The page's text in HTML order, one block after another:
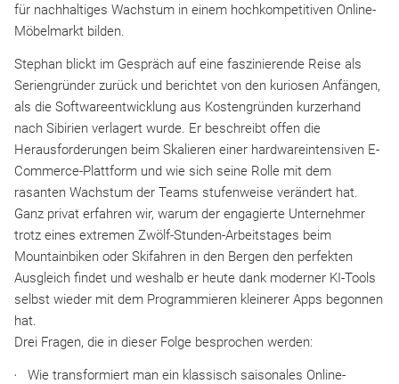
für nachhaltiges Wachstum in einem hochkompetitiven Online-
Möbelmarkt bilden.
Stephan blickt im Gespräch auf eine faszinierende Reise als
Seriengründer zurück und berichtet von den kuriosen Anfängen,
als die Softwareentwicklung aus Kostengründen kurzerhand
nach Sibirien verlagert wurde. Er beschreibt offen die
Herausforderungen beim Skalieren einer hardwareintensiven E-
Commerce-Plattform und wie sich seine Rolle mit dem
rasanten Wachstum der Teams stufenweise verändert hat.
Ganz privat erfahren wir, warum der engagierte Unternehmer
trotz eines extremen Zwölf-Stunden-Arbeitstages beim
Mountainbiken oder Skifahren in den Bergen den perfekten
Ausgleich findet und weshalb er heute dank moderner KI-Tools
selbst wieder mit dem Programmieren kleinerer Apps begonnen
hat.
Drei Fragen, die in dieser Folge besprochen werden:
Wie transformiert man ein klassisch saisonales Online-